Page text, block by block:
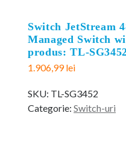
Switch JetStream
Managed Switch
produs: TL-
1.906,99lei
SKU: TL-SG3452
Categorie: Switch-uri